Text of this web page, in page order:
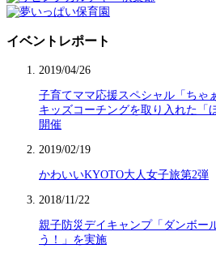
イベントレポート
2019/04/26
子育てママ応援スペシャル「ちゃ
キッズコーチングを取り入れた「
開催
2019/02/19
かわいいKYOTO大人女子旅第2弾
2018/11/22
親子防災デイキャンプ「ダンボー
う！」を実施